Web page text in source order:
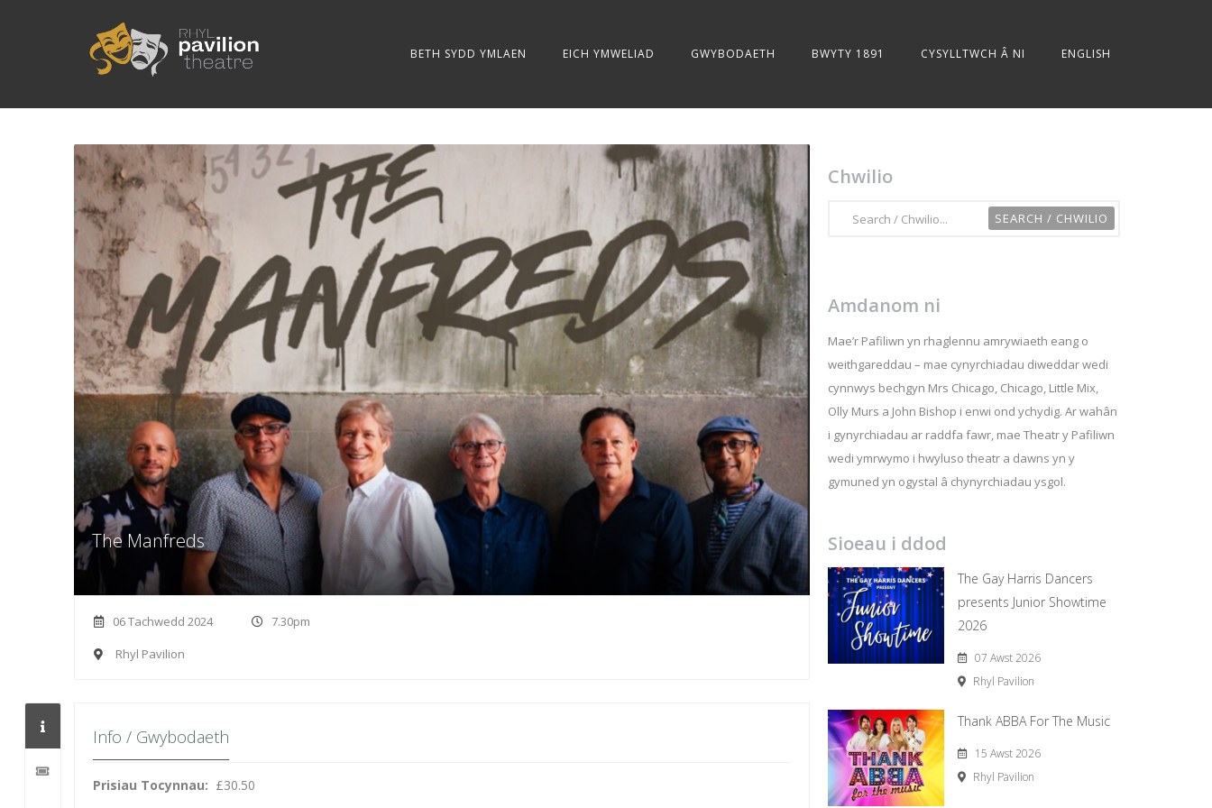
BETH SYDD YMLAEN EICH YMWELIAD GWYBODAETH BWYTY 1891 CYSYLLTWCH Â NI ENGLISH
The Manfreds
06 Tachwedd 2024
7.30pm
Rhyl Pavilion
Info / Gwybodaeth
Prisiau Tocynnau: £30.50
Chwilio
Amdanom ni
Mae’r Pafiliwn yn rhaglennu amrywiaeth eang o
weithgareddau – mae cynyrchiadau diweddar wedi
cynnwys bechgyn Mrs Chicago, Chicago, Little Mix,
Olly Murs a John Bishop i enwi ond ychydig. Ar wahân
i gynyrchiadau ar raddfa fawr, mae Theatr y Pafiliwn
wedi ymrwymo i hwyluso theatr a dawns yn y
gymuned yn ogystal â chynyrchiadau ysgol.
Sioeau i ddod
The Gay Harris Dancers
presents Junior Showtime
2026
07 Awst 2026
Rhyl Pavilion
Thank ABBA For The Music
15 Awst 2026
Rhyl Pavilion